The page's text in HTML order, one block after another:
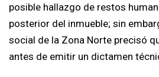
posible hallazgo de restos
posterior del inmueble; sin
social de la Zona Norte precisó
antes de emitir un dictamen